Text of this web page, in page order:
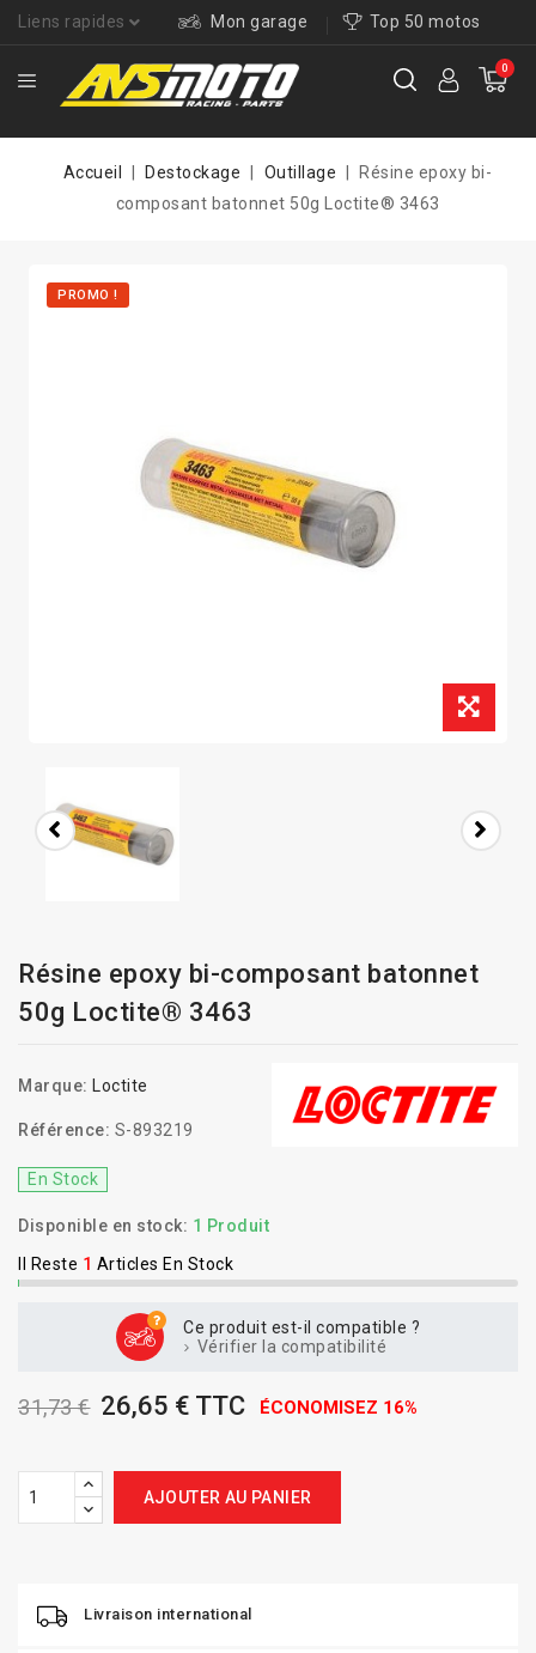
Liens rapides Mon garage Top 50 motos
0
Accueil Destockage Outillage
Résine epoxy bi-
composant batonnet 50g Loctite® 3463
PROMO !
Résine epoxy bi-composant batonnet
50g Loctite® 3463
Marque: Loctite
Référence: S-893219
En Stock
Disponible en stock: 1 Produit
Il Reste 1 Articles En Stock
Ce produit est-il compatible ?
Vérifier la compatibilité
31,73 € 26,65 € TTC ÉCONOMISEZ 16%
AJOUTER AU PANIER
Livraison international